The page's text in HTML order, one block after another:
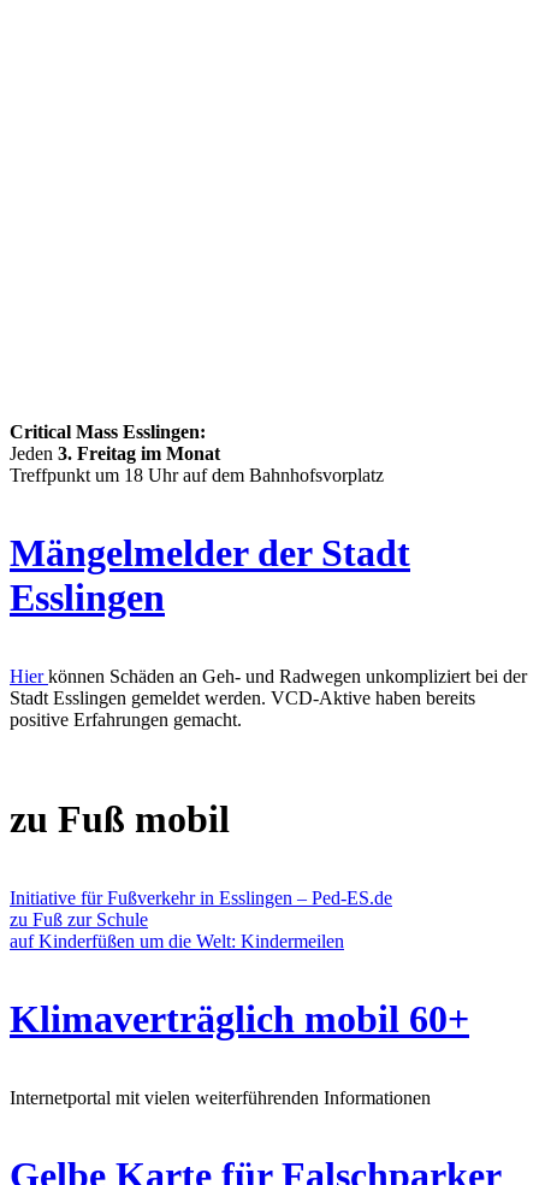
Critical Mass Esslingen:
Jeden 3. Freitag im Monat
Treffpunkt um 18 Uhr auf dem Bahnhofsvorplatz
Mängelmelder der Stadt
Esslingen
Hierkönnen Schäden an Geh- und Radwegen unkompliziert bei der
Stadt Esslingen gemeldet werden. VCD-Aktive haben bereits
positive Erfahrungen gemacht.
zu Fuß mobil
Initiative für Fußverkehr in Esslingen – Ped-ES.de
zu Fuß zur Schule
auf Kinderfüßen um die Welt: Kindermeilen
Klimaverträglich mobil 60+
Internetportal mit vielen weiterführenden Informationen
Gelbe Karte für Falschparker